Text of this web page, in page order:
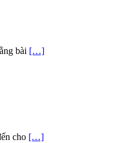
bài […]
cho […]